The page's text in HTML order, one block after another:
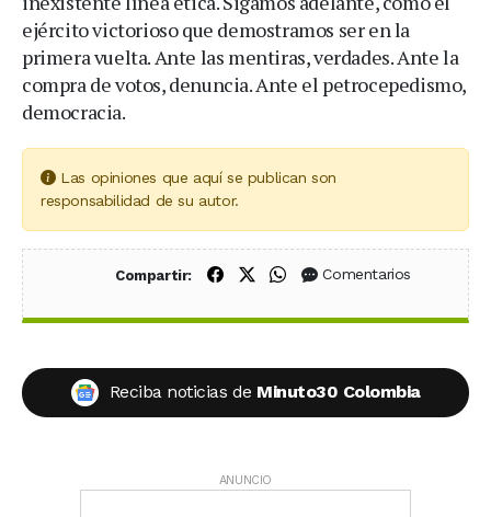
ejército victorioso que demostramos ser en la
primera vuelta. Ante las mentiras, verdades. Ante la
compra de votos, denuncia. Ante el petrocepedismo,
democracia.
Las opiniones que aquí se publican son
responsabilidad de su autor.
Compartir: Compartir en Facebook
Compartir en X (Twitter)
Compartir en WhatsApp
Comentarios
Reciba noticias de Minuto30 Colombia
ANUNCIO